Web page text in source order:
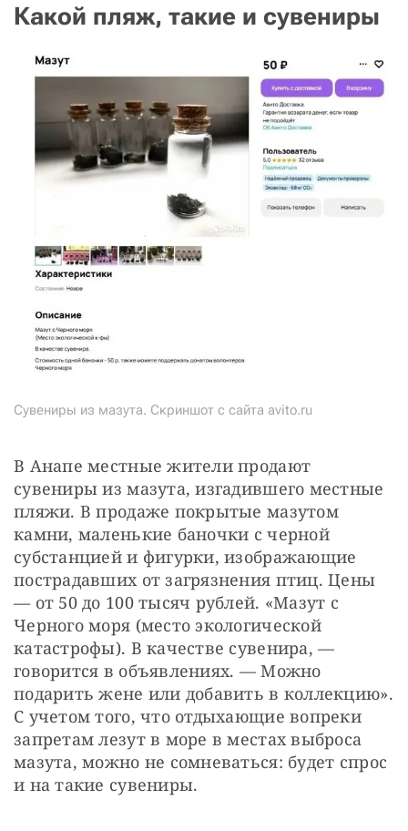
Какой пляж, такие и сувениры
Сувениры из мазута. Скриншот с сайта avito.ru
В Анапе местные жители продают
сувениры из мазута, изгадившего местные
пляжи. В продаже покрытые мазутом
камни, маленькие баночки с черной
субстанцией и фигурки, изображающие
пострадавших от загрязнения птиц. Цены
— от 50 до 100 тысяч рублей. «Мазут с
Черного моря (место экологической
катастрофы). В качестве сувенира, —
говорится в объявлениях. — Можно
подарить жене или добавить в коллекцию».
С учетом того, что отдыхающие вопреки
запретам лезут в море в местах выброса
мазута, можно не сомневаться: будет спрос
и на такие сувениры.